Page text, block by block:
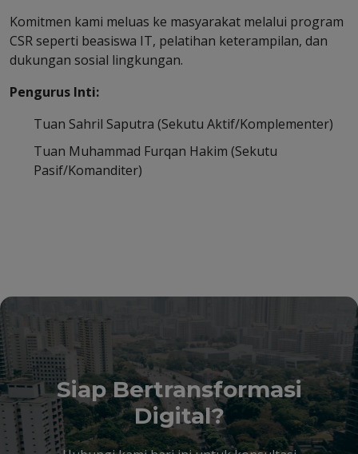
Komitmen kami meluas ke masyarakat melalui program
CSR seperti beasiswa IT, pelatihan keterampilan, dan
dukungan sosial lingkungan.
Pengurus Inti:
Tuan Sahril Saputra (Sekutu Aktif/Komplementer)
Tuan Muhammad Furqan Hakim (Sekutu
Pasif/Komanditer)
Siap Bertransformasi
Digital?